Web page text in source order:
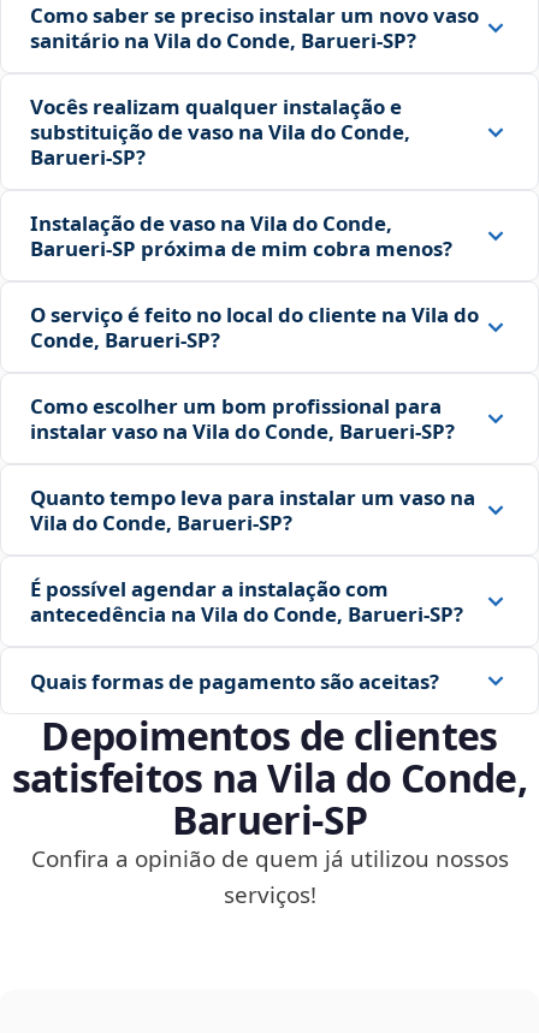
Como saber se preciso instalar um novo vaso
sanitário na Vila do Conde, Barueri‑SP?
Vocês realizam qualquer instalação e
substituição de vaso na Vila do Conde,
Barueri‑SP?
Instalação de vaso na Vila do Conde,
Barueri‑SP próxima de mim cobra menos?
O serviço é feito no local do cliente na Vila do
Conde, Barueri‑SP?
Como escolher um bom profissional para
instalar vaso na Vila do Conde, Barueri‑SP?
Quanto tempo leva para instalar um vaso na
Vila do Conde, Barueri‑SP?
É possível agendar a instalação com
antecedência na Vila do Conde, Barueri‑SP?
Quais formas de pagamento são aceitas?
Depoimentos de clientes
satisfeitos na Vila do Conde,
Barueri‑SP
Confira a opinião de quem já utilizou nossos
serviços!